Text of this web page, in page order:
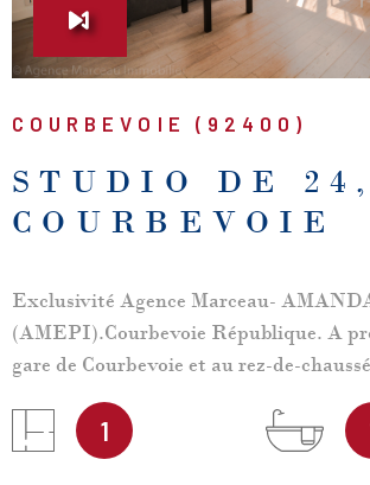
COURBEVOIE (92400)
STUDIO DE
COURBEVOIE
Exclusivité Agence Marceau-
(AMEPI).Courbevoie République. A
gare de Courbevoie et au rez-de-
ancien, un studio d'une surface
offrant vaste pièce à vivre, cuisine
de bains, wc séparés. Beaux volumes
1